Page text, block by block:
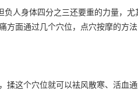
人身体四分之三还要重的力量，尤
方面通过几个穴位，点穴按摩的方法
揉这个穴位就可以袪风散寒、活血